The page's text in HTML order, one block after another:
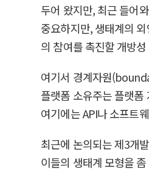
두어 왔지만, 최근 들어
중요하지만, 생태계의
의 참여를 촉진할 개방
여기서 경계자원
플랫폼 소유주는 플랫
여기에는 API나 소프트
최근에 논의되는 제3개
이들의 생태계 모형을